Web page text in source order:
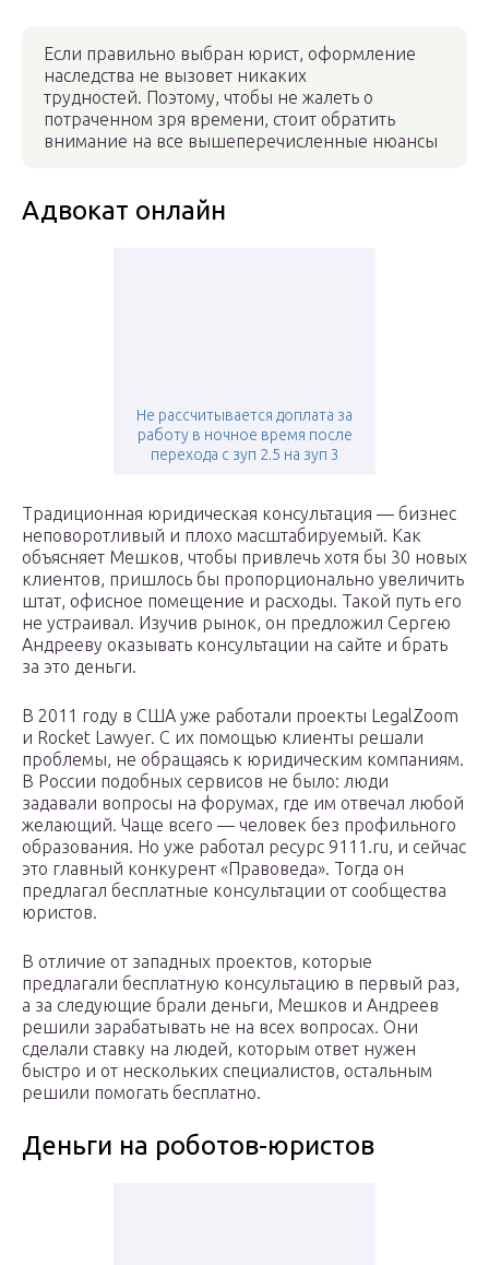
Если правильно выбран юрист, оформление
наследства не вызовет никаких
трудностей. Поэтому, чтобы не жалеть о
потраченном зря времени, стоит обратить
внимание на все вышеперечисленные нюансы
Адвокат онлайн
Не рассчитывается доплата за
работу в ночное время после
перехода с зуп 2.5 на зуп 3
Традиционная юридическая консультация — бизнес
неповоротливый и плохо масштабируемый. Как
объясняет Мешков, чтобы привлечь хотя бы 30 новых
клиентов, пришлось бы пропорционально увеличить
штат, офисное помещение и расходы. Такой путь его
не устраивал. Изучив рынок, он предложил Сергею
Андрееву оказывать консультации на сайте и брать
за это деньги.
В 2011 году в США уже работали проекты LegalZoom
и Rocket Lawyer. С их помощью клиенты решали
проблемы, не обращаясь к юридическим компаниям.
В России подобных сервисов не было: люди
задавали вопросы на форумах, где им отвечал любой
желающий. Чаще всего — человек без профильного
образования. Но уже работал ресурс 9111.ru, и сейчас
это главный конкурент «Правоведа». Тогда он
предлагал бесплатные консультации от сообщества
юристов.
В отличие от западных проектов, которые
предлагали бесплатную консультацию в первый раз,
а за следующие брали деньги, Мешков и Андреев
решили зарабатывать не на всех вопросах. Они
сделали ставку на людей, которым ответ нужен
быстро и от нескольких специалистов, остальным
решили помогать бесплатно.
Деньги на роботов-юристов